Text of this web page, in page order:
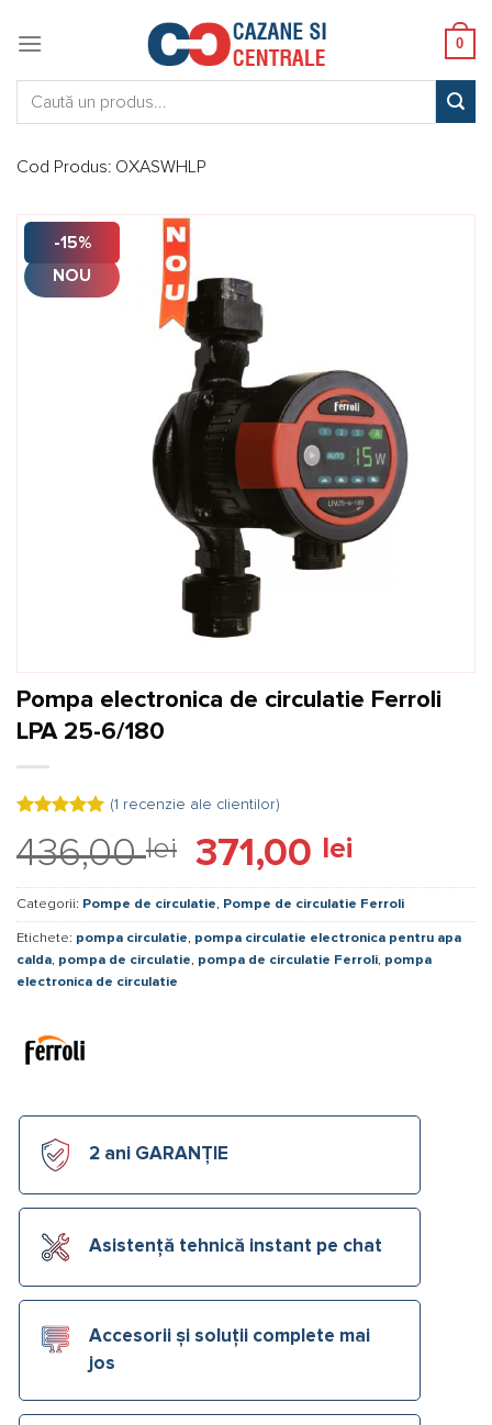
0
Cod Produs: OXASWHLP
-15%
NOU
Pompa electronica de circulatie Ferroli
LPA 25-6/180
5.00din 5
pe baza
singure
evaluări
(1 recenzie ale clientilor)
436,00lei
Prețul
inițial
a
fost:
436,00 lei.
371,00 leiPrețul
este:
371,00 lei.
Categorii: Pompe de circulatie, Pompe de circulatie Ferroli
Etichete: pompa circulatie, pompa circulatie electronica pentru apa
calda, pompa de circulatie, pompa de circulatie Ferroli, pompa
electronica de circulatie
2 ani GARANȚIE
Asistență tehnică instant pe chat
Accesorii și soluții complete mai
jos